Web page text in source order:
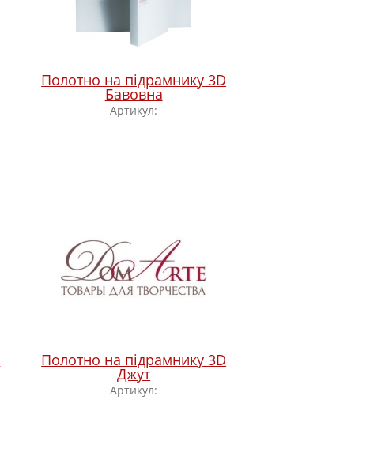
Полотно на підрамнику 3D
Бавовна
Артикул:
Полотно на підрамнику 3D
Джут
Артикул: